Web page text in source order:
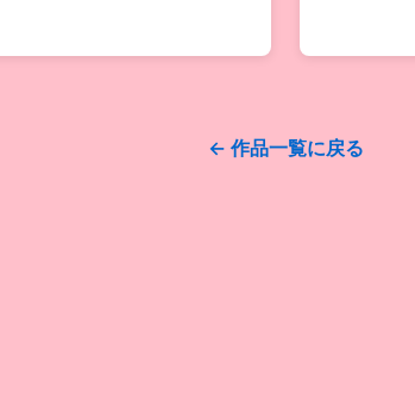
← 作品一覧に戻る